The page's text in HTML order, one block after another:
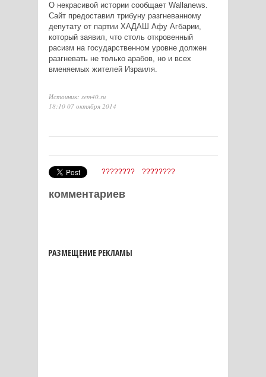
О некрасивой истории сообщает Wallanews.
Сайт предоставил трибуну разгневанному
депутату от партии ХАДАШ Афу Агбарии,
который заявил, что столь откровенный
расизм на государственном уровне должен
разгневать не только арабов, но и всех
вменяемых жителей Израиля.
Источник: sem40.ru
18:10 07 октября 2014
???????? ????????
комментариев
РАЗМЕЩЕНИЕ РЕКЛАМЫ